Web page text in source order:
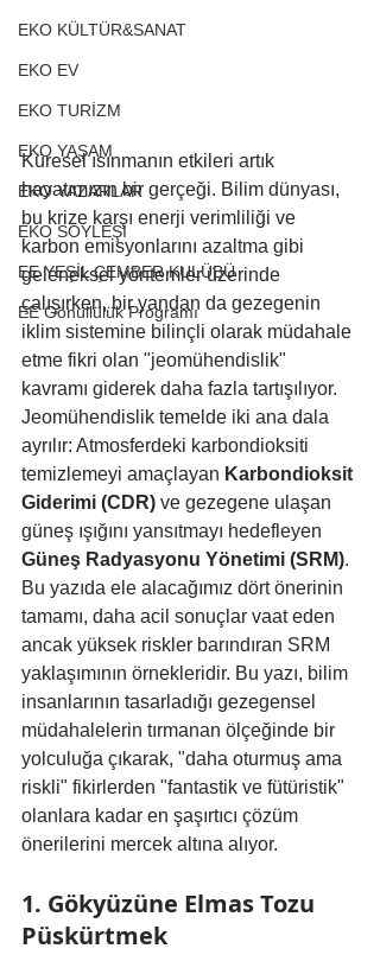
EKO KÜLTÜR&SANAT
EKO EV
EKO TURİZM
EKO YAŞAM
EKO YAZARLAR
EKO SÖYLEŞİ
EE YEŞİL ÇEMBER KULÜBÜ
EE Gönüllülük Programı
Küresel ısınmanın etkileri artık
hayatımızın bir gerçeği. Bilim dünyası,
bu krize karşı enerji verimliliği ve
karbon emisyonlarını azaltma gibi
geleneksel yöntemler üzerinde
çalışırken, bir yandan da gezegenin
iklim sistemine bilinçli olarak müdahale
etme fikri olan "jeomühendislik"
kavramı giderek daha fazla tartışılıyor.
Jeomühendislik temelde iki ana dala
ayrılır: Atmosferdeki karbondioksiti
temizlemeyi amaçlayan Karbondioksit
Giderimi (CDR) ve gezegene ulaşan
güneş ışığını yansıtmayı hedefleyen
Güneş Radyasyonu Yönetimi (SRM).
Bu yazıda ele alacağımız dört önerinin
tamamı, daha acil sonuçlar vaat eden
ancak yüksek riskler barındıran SRM
yaklaşımının örnekleridir. Bu yazı, bilim
insanlarının tasarladığı gezegensel
müdahalelerin tırmanan ölçeğinde bir
yolculuğa çıkarak, "daha oturmuş ama
riskli" fikirlerden "fantastik ve fütüristik"
olanlara kadar en şaşırtıcı çözüm
önerilerini mercek altına alıyor.
1. Gökyüzüne Elmas Tozu
Püskürtmek